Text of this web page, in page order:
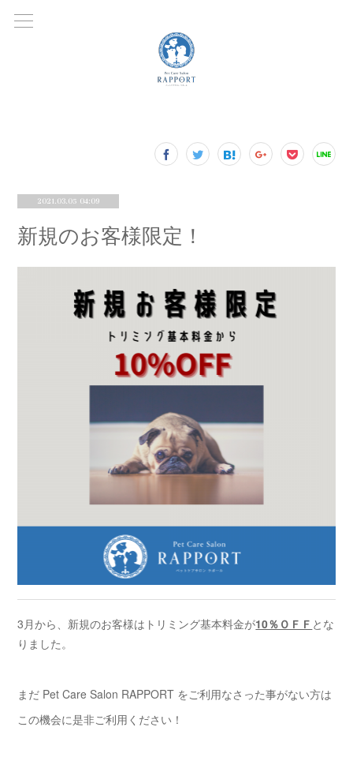
2021.03.05 04:09
新規のお客様限定！
3月から、新規のお客様はトリミング基本料金が10％ＯＦＦ とな
りました。
まだ Pet Care Salon RAPPORT をご利用なさった事がない方は
この機会に是非ご利用ください！